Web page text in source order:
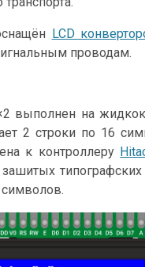
LCD
проводам.
выполнен на
2 строки по 16
к контроллеру